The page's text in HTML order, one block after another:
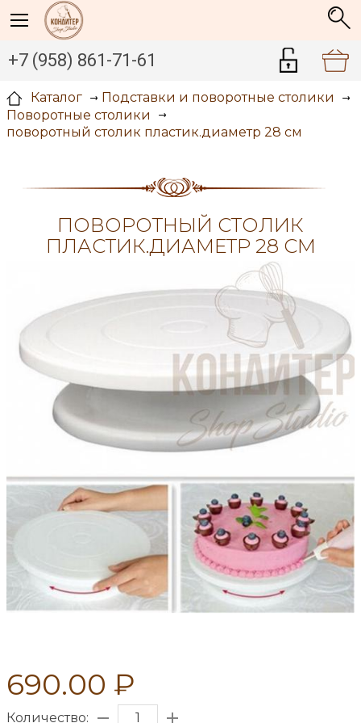
+7 (958) 861-71-61
Каталог
Подставки и поворотные столики
Поворотные столики
поворотный столик пластик.диаметр 28 см
ПОВОРОТНЫЙ СТОЛИК
ПЛАСТИК.ДИАМЕТР 28 СМ
690.00 ₽
Количество: